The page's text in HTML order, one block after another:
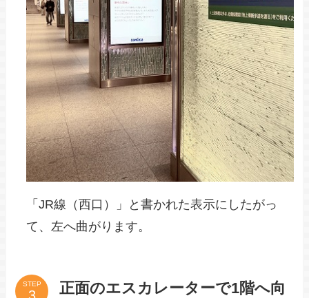
「JR線（西口）」と書かれた表示にしたがっ
て、左へ曲がります。
STEP
正面のエスカレーターで1階へ向